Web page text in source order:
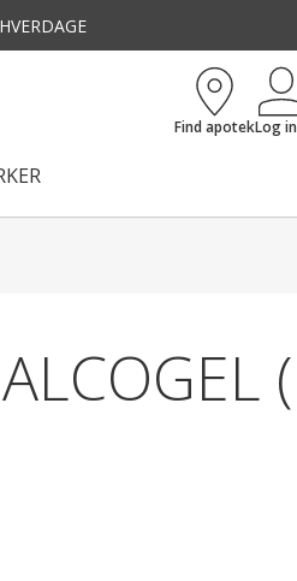
Find apotekLog